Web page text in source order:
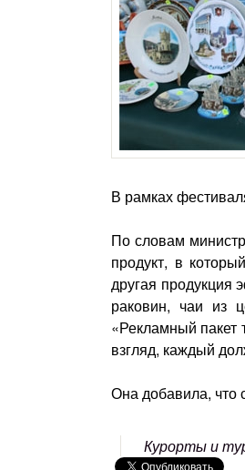
В рамках
По словам
продукт, в
другая продукция
раковин, чаи из
«Рекламный пакет
взгляд, каждый
Она добавила, что
Курорты и